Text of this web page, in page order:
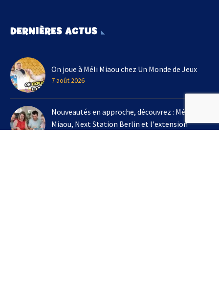
DERNIÈRES ACTUS
On joue à Méli Miaou chez Un Monde de Jeux
7 août 2026
Nouveautés en approche, découvrez : Méli
Miaou, Next Station Berlin et l'extension